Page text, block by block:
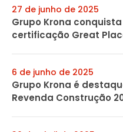
27 de junho de 2025
Grupo Krona
certificação Great
6 de junho de 2025
Grupo Krona é
Revenda Construção